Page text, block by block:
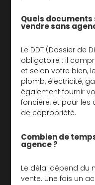
Quels
vendre sans
Le DDT (Dossier de
obligatoire : il
et selon votre bien,
plomb, électricité,
également fournir
foncière, et pour
de copropriété.
Combien de
agence ?
Le délai dépend du
vente. Une fois un